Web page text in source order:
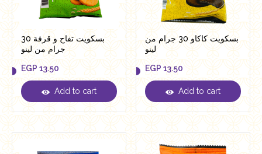
بسكويت تفاح و قرفة 30
جرام من لينو
EGP 13.50
EGP 13.50
Add to cart
بسكويت كاكاو 30 جرام من
لينو
EGP 13.50
EGP 13.50
Add to cart